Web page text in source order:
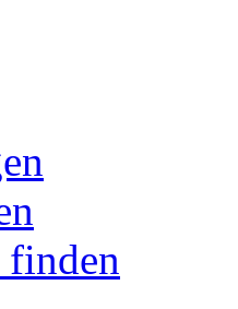
finden